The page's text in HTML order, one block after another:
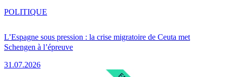
L’Espagne sous pression : la crise migratoire de Ceuta met
Schengen à l’épreuve
31.07.2026
POLITIQUE